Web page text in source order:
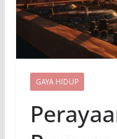
GAYA HIDUP